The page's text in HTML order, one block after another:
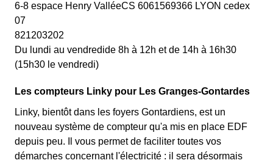
6-8 espace Henry ValléeCS 6061569366 LYON cedex
07
821203202
Du lundi au vendredide 8h à 12h et de 14h à 16h30
(15h30 le vendredi)
Les compteurs Linky pour Les Granges-Gontardes
Linky, bientôt dans les foyers Gontardiens, est un
nouveau système de compteur qu'a mis en place EDF
depuis peu. Il vous permet de faciliter toutes vos
démarches concernant l'électricité : il sera désormais